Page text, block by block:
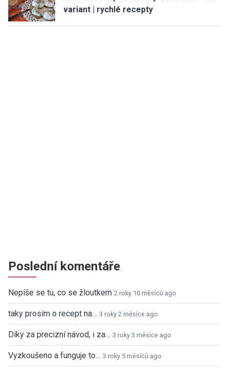
variant | rychlé recepty
Poslední komentáře
Nepíše se tu, co se žloutkem 2 roky 10 měsíců ago
taky prosím o recept na… 3 roky 2 měsíce ago
Díky za precizní návod, i za… 3 roky 3 měsíce ago
Vyzkoušeno a funguje to… 3 roky 5 měsíců ago